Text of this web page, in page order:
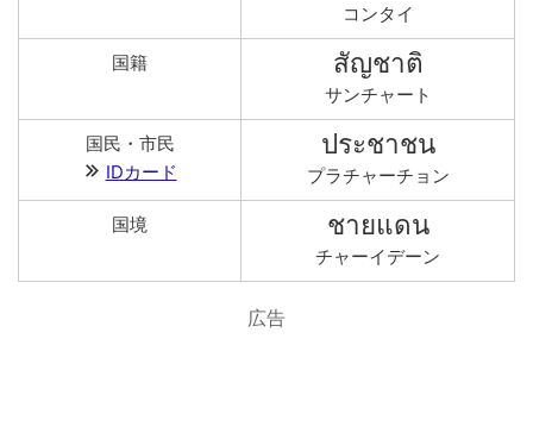
コンタイ
国籍 สัญชาติ
サンチャート
国民・市民
IDカード
ประชาชน
プラチャーチョン
国境 ชายแดน
チャーイデーン
広告